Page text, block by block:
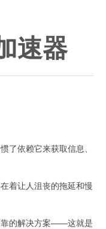
速器
依赖它来获取信息、
着让人沮丧的拖延和慢
的解决方案——这就是